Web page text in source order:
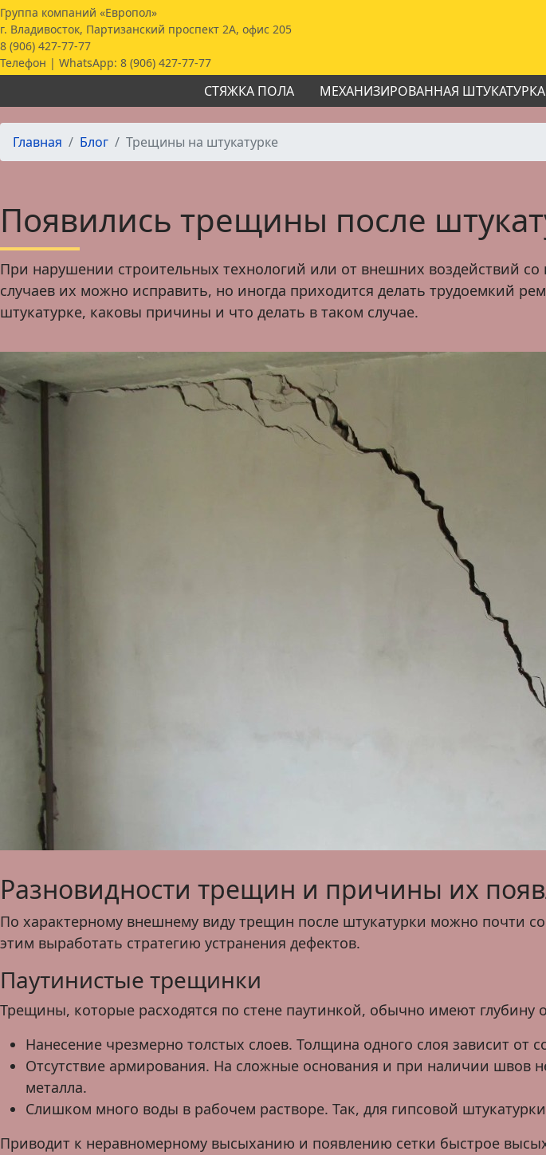
Группа компаний «Европол»
г. Владивосток, Партизанский проспект 2А, офис 205
8 (906) 427-77-77
Телефон | WhatsApp: 8 (906) 427-77-77
СТЯЖКА ПОЛА МЕХАНИЗИРОВАННАЯ ШТУКАТУРКА
Главная Блог Трещины на штукатурке
Появились трещины после
При нарушении строительных технологий или от внешних воздействий
случаев их можно исправить, но иногда приходится делать трудоемкий
штукатурке, каковы причины и что делать в таком случае.
Разновидности трещин и причины их
По характерному внешнему виду трещин после штукатурки можно почти
этим выработать стратегию устранения дефектов.
Паутинистые трещинки
Трещины, которые расходятся по стене паутинкой, обычно имеют
Нанесение чрезмерно толстых слоев. Толщина одного слоя зависит от
Отсутствие армирования. На сложные основания и при наличии швов
металла.
Слишком много воды в рабочем растворе. Так, для гипсовой
Приводит к неравномерному высыханию и появлению сетки быстрое